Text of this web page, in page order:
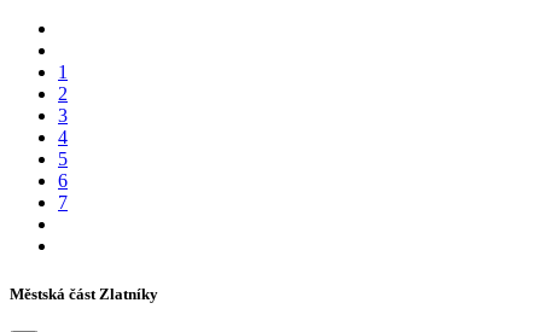
1
2
3
4
5
6
7
Městská část Zlatníky